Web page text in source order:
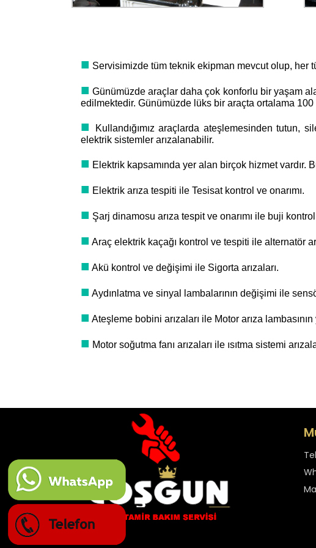
■ Servisimizde tüm teknik ekipman mevcut olup, her
■ Günümüzde araçlar daha çok konforlu bir yaşam
edilmektedir. Günümüzde lüks bir araçta ortalama
■
Kullandığımız araçlarda ateşlemesinden tutun,
elektrik sistemler arızalanabilir.
■ Elektrik kapsamında yer alan birçok hizmet vardır.
■ Elektrik arıza tespiti ile Tesisat kontrol ve onarımı.
■ Şarj dinamosu arıza tespit ve onarımı ile buji
■ Araç elektrik kaçağı kontrol ve tespiti ile alternatör
■ Akü kontrol ve değişimi ile Sigorta arızaları.
■ Aydınlatma ve sinyal lambalarının değişimi ile
■ Ateşleme bobini arızaları ile Motor arıza lambasının
■ Motor soğutma fanı arızaları ile ısıtma sistemi